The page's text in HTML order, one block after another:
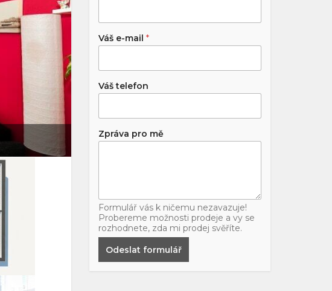
Váš e-mail *
Váš telefon
Zpráva pro mě
Formulář vás k ničemu nezavazuje!
Probereme možnosti prodeje a vy se
rozhodnete, zda mi prodej svěříte.
Odeslat formulář